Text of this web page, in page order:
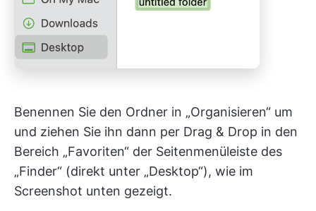
Benennen Sie den Ordner in „Organisieren“ um
und ziehen Sie ihn dann per Drag & Drop in den
Bereich „Favoriten“ der Seitenmenüleiste des
„Finder“ (direkt unter „Desktop“), wie im
Screenshot unten gezeigt.